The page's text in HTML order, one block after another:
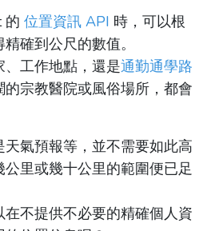
的 位置資訊 API 時，可以根
精確到公尺的數值。
工作地點，還是通勤通學路
的宗教醫院或風俗場所，都會
氣預報等，並不需要如此高
里或幾十公里的範圍便已足
不提供不必要的精確個人資